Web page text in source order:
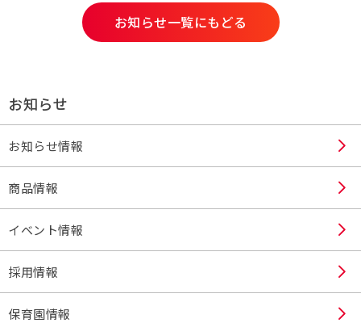
お知らせ一覧にもどる
お知らせ
お知らせ情報
商品情報
イベント情報
採用情報
保育園情報